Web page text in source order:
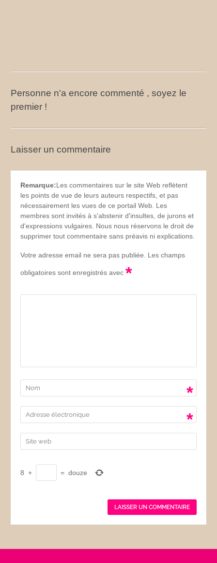
Personne n'a encore commenté , soyez le
premier !
Laisser un commentaire
Remarque:Les commentaires sur le site Web reflètent
les points de vue de leurs auteurs respectifs, et pas
nécessairement les vues de ce portail Web. Les
membres sont invités à s'abstenir d'insultes, de jurons et
d'expressions vulgaires. Nous nous réservons le droit de
supprimer tout commentaire sans préavis ni explications.
Votre adresse email ne sera pas publiée. Les champs
obligatoires sont enregistrés avec*
*
*
8 + = douze